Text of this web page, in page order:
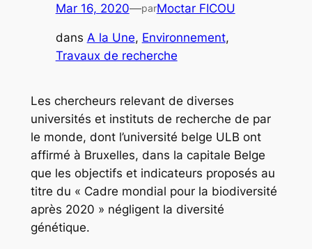
Mar 16, 2020—parMoctar FICOU
dans A la Une, Environnement
Travaux de recherche
Les chercheurs relevant de diverses
universités et instituts de recherche de par
le monde, dont l’université belge ULB ont
affirmé à Bruxelles, dans la capitale Belge
que les objectifs et indicateurs proposés au
titre du « Cadre mondial pour la biodiversité
après 2020 » négligent la diversité
génétique.